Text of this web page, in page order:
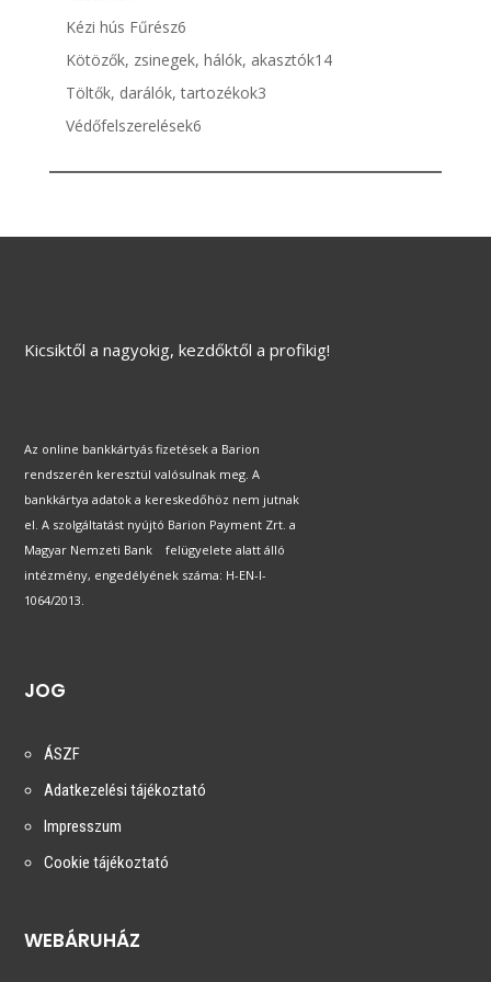
termék
Kézi hús Fűrész66
termék
Kötözők, zsinegek, hálók, akasztók1414
Töltők, darálók, tartozékok33
Védőfelszerelések66
Kicsiktől a nagyokig, kezdőktől a profikig!
Az online bankkártyás fizetések a Barion
rendszerén keresztül valósulnak meg. A
bankkártya adatok a kereskedőhöz nem jutnak
el. A szolgáltatást nyújtó Barion Payment Zrt. a
Magyar Nemzeti Bank felügyelete alatt álló
intézmény, engedélyének száma: H-EN-I-
1064/2013.
JOG
ÁSZF
Adatkezelési tájékoztató
Impresszum
Cookie tájékoztató
WEBÁRUHÁZ